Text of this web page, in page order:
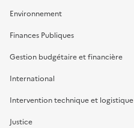
Environnement
Finances Publiques
Gestion budgétaire et financière
International
Intervention technique et logistique
Justice